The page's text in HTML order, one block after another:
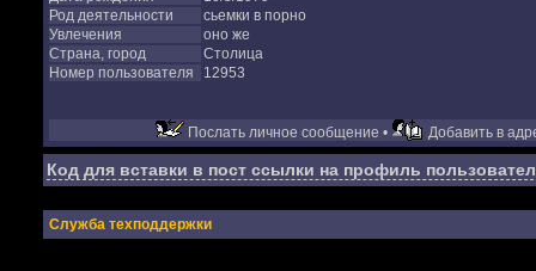
Род деятельности
сьемки в порно
Увлечения
оно же
Страна, город
Столица
Номер пользователя
12953
Послать личное сообщение • Добавить в
Код для вставки в пост ссылки на профиль
Служба техподдержки